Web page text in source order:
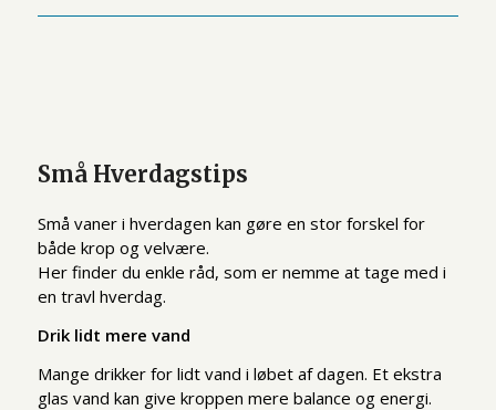
Små Hverdagstips
Små vaner i hverdagen kan gøre en stor forskel for
både krop og velvære.
Her finder du enkle råd, som er nemme at tage med i
en travl hverdag.
Drik lidt mere vand
Mange drikker for lidt vand i løbet af dagen. Et ekstra
glas vand kan give kroppen mere balance og energi.